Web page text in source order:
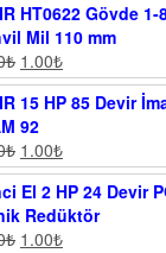
HT0622 Gövde 1-
Mil 110 mm
₺ 1.00₺
15 HP 85 Devir
92
₺ 1.00₺
El 2 HP 24 Devir
Redüktör
₺ 1.00₺